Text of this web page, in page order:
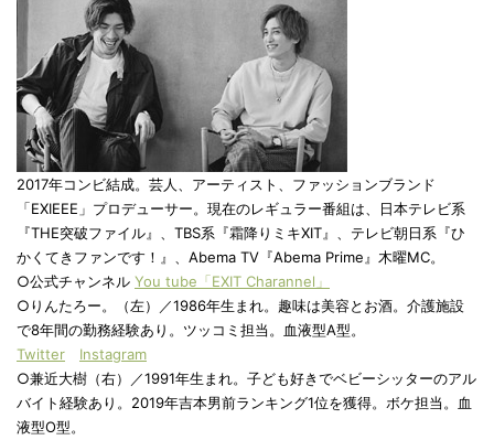
2017年コンビ結成。芸人、アーティスト、ファッションブランド
「EXIEEE」プロデューサー。現在のレギュラー番組は、日本テレビ系
『THE突破ファイル』、TBS系『霜降りミキXIT』、テレビ朝日系『ひ
かくてきファンです！』、Abema TV『Abema Prime』木曜MC。
○公式チャンネル You tube「EXIT Charannel」
○りんたろー。（左）／1986年生まれ。趣味は美容とお酒。介護施設
で8年間の勤務経験あり。ツッコミ担当。血液型A型。
Twitter
Instagram
○兼近大樹（右）／1991年生まれ。子ども好きでベビーシッターのアル
バイト経験あり。2019年吉本男前ランキング1位を獲得。ボケ担当。血
液型O型。